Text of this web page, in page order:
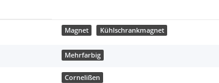
Magnet Kühlschrankmagnet
Mehrfarbig
Cornelißen